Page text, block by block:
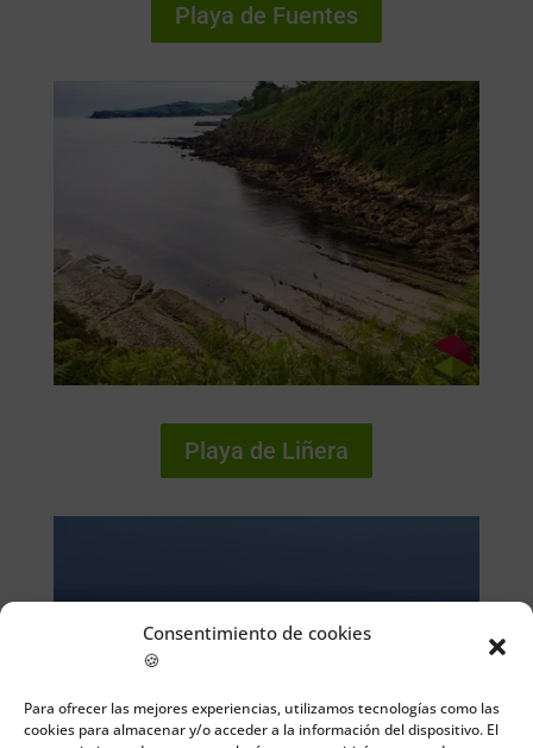
Consentimiento de cookies
🍪
Para ofrecer las mejores experiencias, utilizamos tecnologías como las
cookies para almacenar y/o acceder a la información del dispositivo. El
Playa de Fuentes
Playa de Liñera